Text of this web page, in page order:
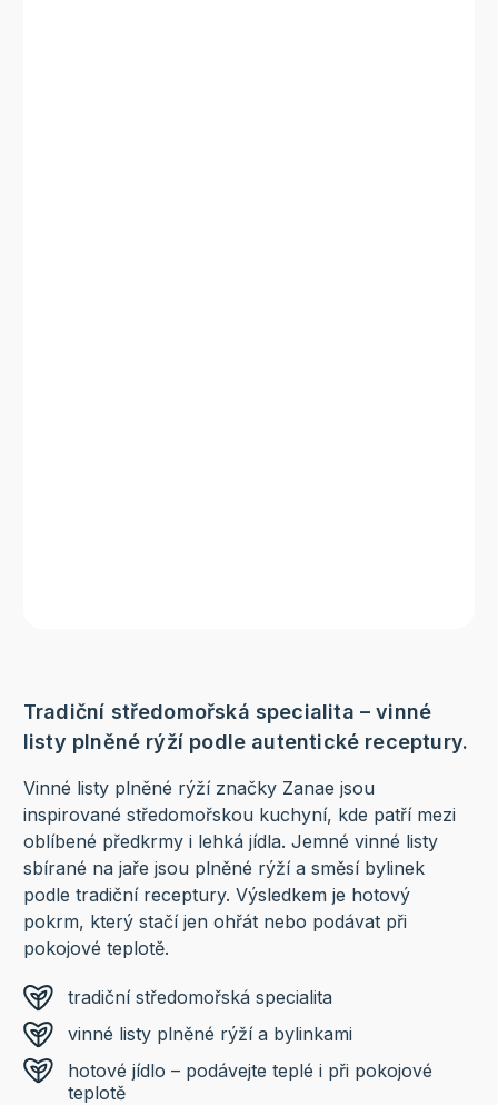
Tradiční středomořská specialita – vinné
listy plněné rýží podle autentické receptury.
Vinné listy plněné rýží značky Zanae jsou
inspirované středomořskou kuchyní, kde patří mezi
oblíbené předkrmy i lehká jídla. Jemné vinné listy
sbírané na jaře jsou plněné rýží a směsí bylinek
podle tradiční receptury. Výsledkem je hotový
pokrm, který stačí jen ohřát nebo podávat při
pokojové teplotě.
tradiční středomořská specialita
vinné listy plněné rýží a bylinkami
hotové jídlo – podávejte teplé i při pokojové
teplotě